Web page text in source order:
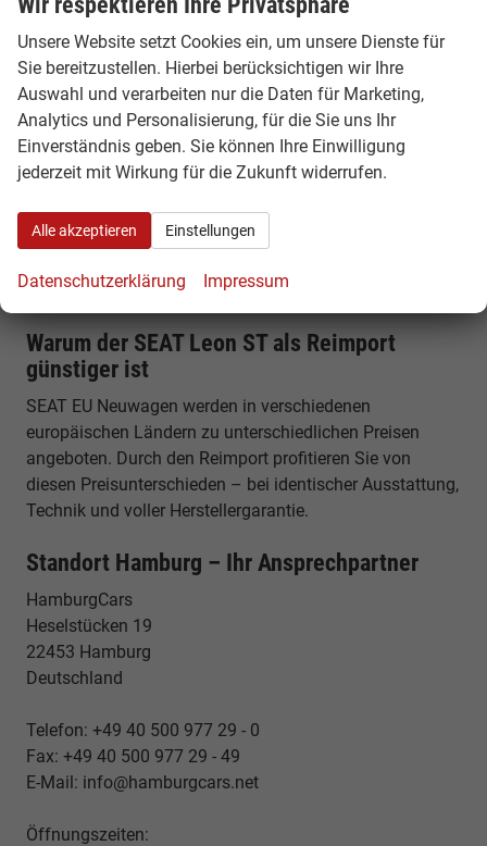
Kofferraumvolumen von etwa 620 Litern, das sich auf
bis zu rund 1.600 Liter erweitern lässt. Mit einer Länge
von rund 4,64 Metern bietet er viel Platz für Familie,
Reisen und Alltag.
Komfort, Technik & Ausstattung
Der Leon ST verfügt über modernes Infotainment,
digitales Cockpit und zahlreiche Assistenzsysteme.
Funktionen wie Spurhalteassistent, Notbremsfunktion
Komfort im Alltag.
Warum der SEAT Leon ST als Reimport
günstiger ist
SEAT EU Neuwagen werden in verschiedenen
europäischen Ländern zu unterschiedlichen Preisen
angeboten. Durch den Reimport profitieren Sie von
diesen Preisunterschieden – bei identischer Ausstattung,
Technik und voller Herstellergarantie.
Standort Hamburg – Ihr Ansprechpartner
HamburgCars
Heselstücken 19
22453 Hamburg
Deutschland
Telefon: +49 40 500 977 29 - 0
Fax: +49 40 500 977 29 - 49
E-Mail: info@hamburgcars.net
Öffnungszeiten:
Unsere Website setzt Cookies ein, um unsere Dienste für
Sie bereitzustellen. Hierbei berücksichtigen wir Ihre
Auswahl und verarbeiten nur die Daten für Marketing,
Analytics und Personalisierung, für die Sie uns Ihr
Einverständnis geben. Sie können Ihre Einwilligung
jederzeit mit Wirkung für die Zukunft widerrufen.
Alle akzeptieren Einstellungen
Datenschutzerklärung Impressum